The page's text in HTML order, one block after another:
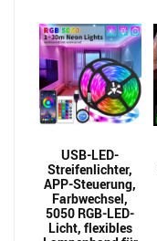
USB-LED-
Streifenlichter,
APP-Steuerung,
Farbwechsel,
5050 RGB-LED-
Licht, flexibles